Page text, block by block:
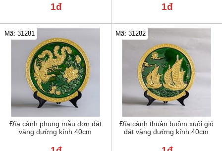
1đ 1đ
Đĩa cảnh phụng mẫu đơn dát
vàng đường kính 40cm
Mã: 31281
Đĩa cảnh thuận buồm xuôi gió
dát vàng đường kính 40cm
Mã: 31282